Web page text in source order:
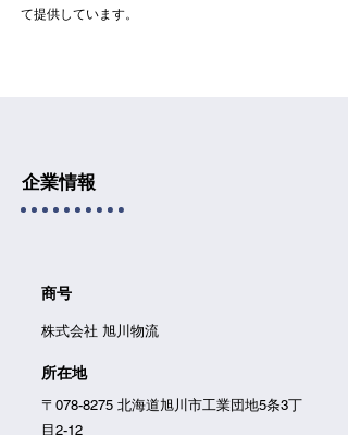
て提供しています。
企業情報
​商号
株式会社 旭川物流
所在地
〒078-8275 北海道旭川市工業団地5条3丁
目2-12